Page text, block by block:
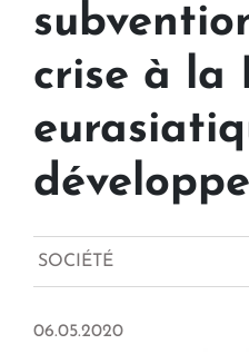
crise à la
SOCIÉTÉ
06.05.2020